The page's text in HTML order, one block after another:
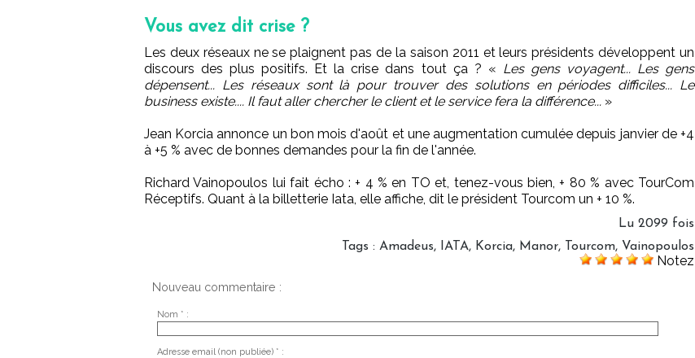
Vous avez dit crise ?
Les deux réseaux ne se plaignent pas de la saison 2011 et leurs présidents développent un
discours des plus positifs. Et la crise dans tout ça ? « Les gens voyagent... Les gens
dépensent... Les réseaux sont là pour trouver des solutions en périodes difficiles... Le
business existe.... Il faut aller chercher le client et le service fera la différence... »
Jean Korcia annonce un bon mois d'août et une augmentation cumulée depuis janvier de +4
à +5 % avec de bonnes demandes pour la fin de l'année.
Richard Vainopoulos lui fait écho : + 4 % en TO et, tenez-vous bien, + 80 % avec TourCom
Réceptifs. Quant à la billetterie Iata, elle affiche, dit le président Tourcom un + 10 %.
Lu 2099 fois
Tags : Amadeus, IATA, Korcia, Manor, Tourcom, Vainopoulos
Notez
Nouveau commentaire :
Nom * :
Adresse email (non publiée) * :